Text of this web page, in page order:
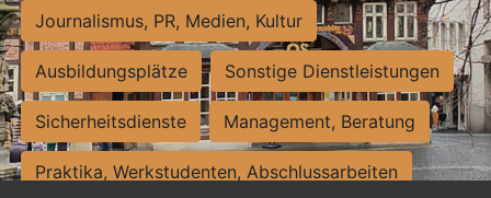
Journalismus, PR, Medien, Kultur
Ausbildungsplätze Sonstige Dienstleistungen
Sicherheitsdienste Management, Beratung
Praktika, Werkstudenten, Abschlussarbeiten